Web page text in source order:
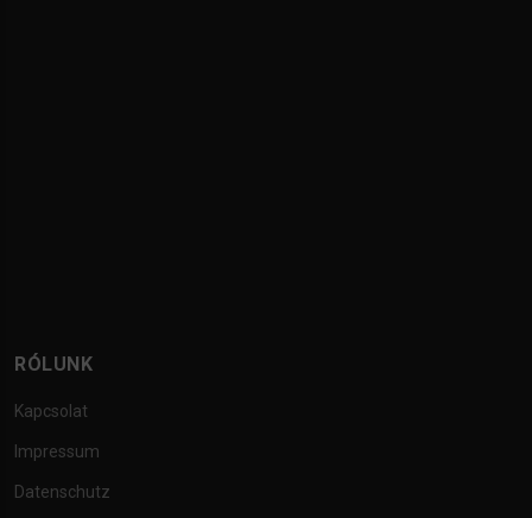
RÓLUNK
Kapcsolat
Impressum
Datenschutz